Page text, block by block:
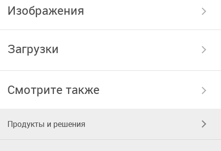
Изображения
Загрузки
Смотрите также
Продукты и решения